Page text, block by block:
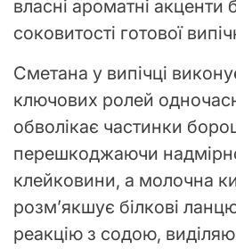
власні ароматні акценти
соковитості готової
Сметана у випічці
ключових ролей
обволікає частинки
перешкоджаючи
клейковини, а молочна
розм’якшує білкові
реакцію з содою,